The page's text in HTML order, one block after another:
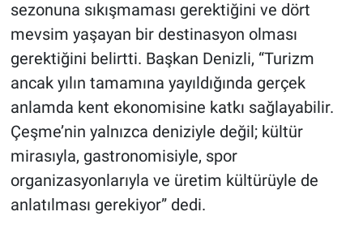
sezonuna sıkışmaması gerektiğini ve dört
mevsim yaşayan bir destinasyon olması
gerektiğini belirtti. Başkan Denizli, “Turizm
ancak yılın tamamına yayıldığında gerçek
anlamda kent ekonomisine katkı sağlayabilir.
Çeşme’nin yalnızca deniziyle değil; kültür
mirasıyla, gastronomisiyle, spor
organizasyonlarıyla ve üretim kültürüyle de
anlatılması gerekiyor” dedi.